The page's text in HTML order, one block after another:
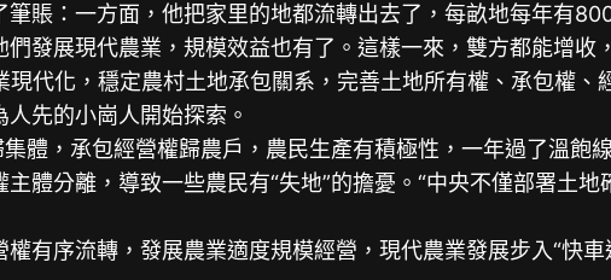
：一方面，他把家里的地都流轉出去了，每畝地每年有
發展現代農業，規模效益也有了。這樣一來，雙方都能增收
化，穩定農村土地承包關系，完善土地所有權、承包權、
先的小崗人開始探索。
，承包經營權歸農戶，農民生產有積極性，一年過了溫飽
體分離，導致一些農民有“失地”的擔憂。“中央不僅部署土
序流轉，發展農業適度規模經營，現代農業發展步入“快車